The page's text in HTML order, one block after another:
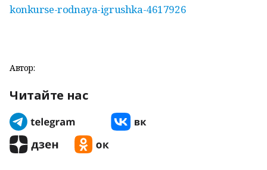
konkurse-rodnaya-igrushka-4617926
Автор:
Читайте нас